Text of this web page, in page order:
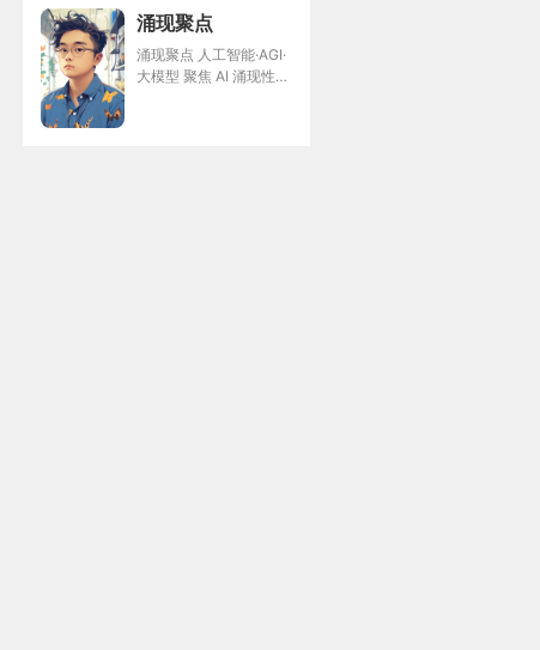
涌现聚点
涌现聚点 人工智能·AGI·
大模型 聚焦 AI 涌现性，